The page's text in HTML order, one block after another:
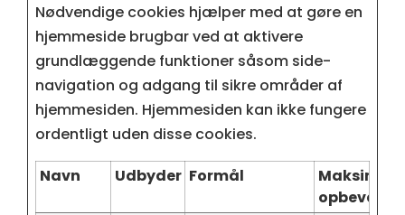
Nødvendige cookies hjælper med at gøre en
hjemmeside brugbar ved at aktivere
grundlæggende funktioner såsom side-
navigation og adgang til sikre områder af
hjemmesiden. Hjemmesiden kan ikke fungere
ordentligt uden disse cookies.
Navn
Udbyder Formål
Maksimal